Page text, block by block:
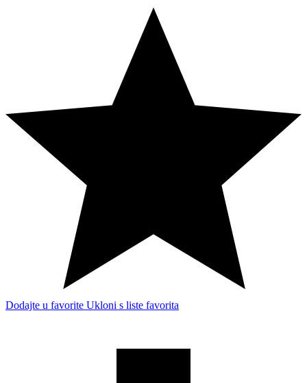
Dodajte u favorite Ukloni s liste favorita